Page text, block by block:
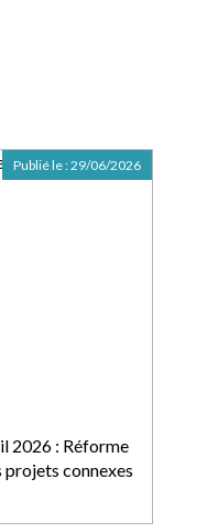
2026 : Réforme
projets connexes
Publié le :29/06/2026